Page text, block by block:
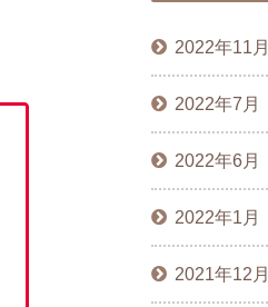
2022年11月
2022年7月
2022年6月
2022年1月
2021年12月